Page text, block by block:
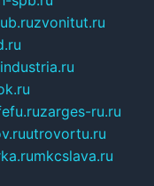
zvonitut.ru
zarges-ru.ru
utrovortu.ru
mkcslava.ru